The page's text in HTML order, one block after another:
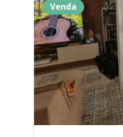
Venda